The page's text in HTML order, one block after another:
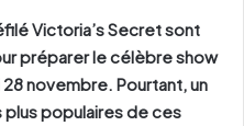
Victoria’s Secret sont
préparer le célèbre show
novembre. Pourtant, un
plus populaires de ces